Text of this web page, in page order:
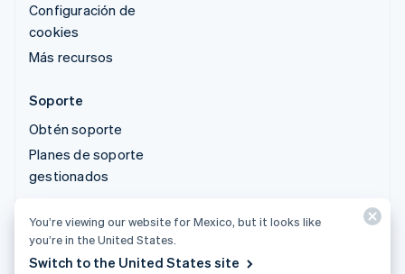
Configuración de
cookies
Más recursos
Soporte
Obtén soporte
Planes de soporte
gestionados
© 2026 Stripe, LLC
You’re viewing our website for Mexico, but it looks like
you’re in the United States.
Switch to the United States site